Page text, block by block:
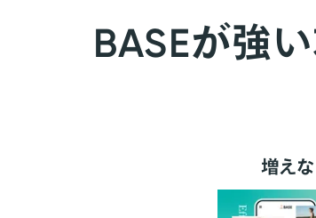
BASEが強
増え